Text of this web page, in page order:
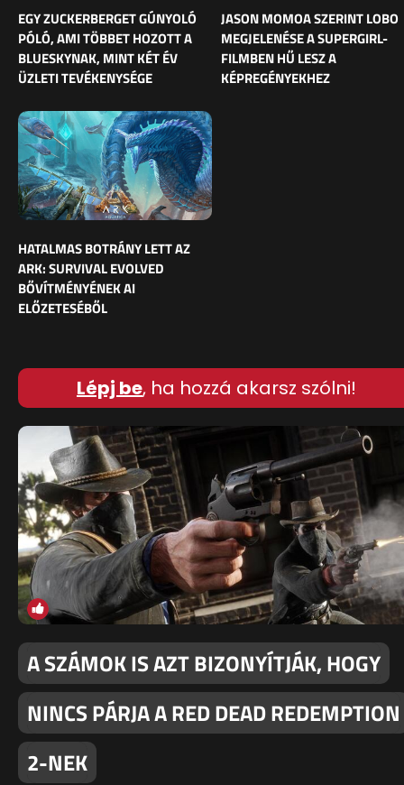
EGY ZUCKERBERGET GÚNYOLÓ
PÓLÓ, AMI TÖBBET HOZOTT A
BLUESKYNAK, MINT KÉT ÉV
ÜZLETI TEVÉKENYSÉGE
JASON MOMOA SZERINT LOBO
MEGJELENÉSE A SUPERGIRL-
FILMBEN HŰ LESZ A
KÉPREGÉNYEKHEZ
HATALMAS BOTRÁNY LETT AZ
ARK: SURVIVAL EVOLVED
BŐVÍTMÉNYÉNEK AI
ELŐZETESÉBŐL
Lépj be, ha hozzá akarsz szólni!
A SZÁMOK IS AZT BIZONYÍTJÁK, HOGY
NINCS PÁRJA A RED DEAD REDEMPTION
2-NEK